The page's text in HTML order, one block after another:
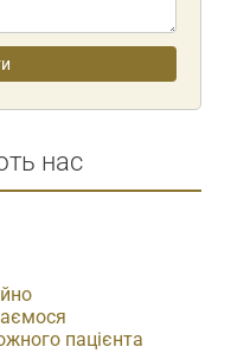
нас
пацієнта